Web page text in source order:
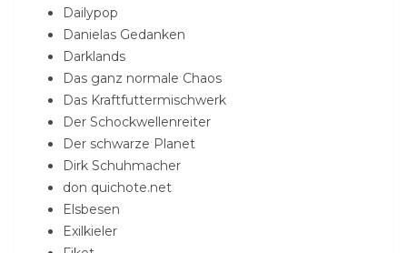
Dailypop
Danielas Gedanken
Darklands
Das ganz normale Chaos
Das Kraftfuttermischwerk
Der Schockwellenreiter
Der schwarze Planet
Dirk Schuhmacher
don quichote.net
Elsbesen
Exilkieler